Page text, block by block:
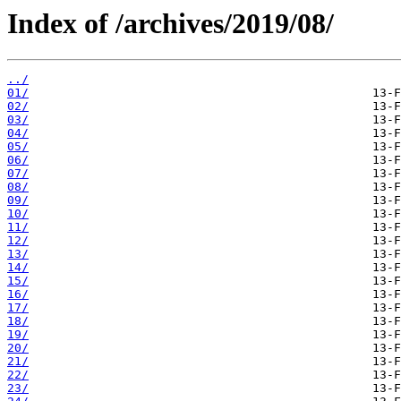
Index of /archives/2019/08/
../
01/
02/
03/
04/
05/
06/
07/
08/
09/
10/
11/
12/
13/
14/
15/
16/
17/
18/
19/
20/
21/
22/
23/